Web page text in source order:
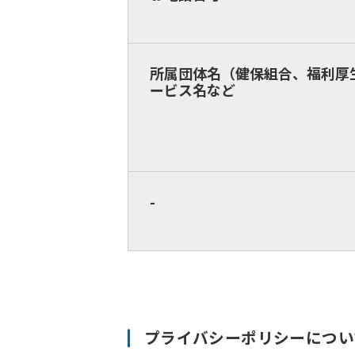
所属団体名（健保組合、福利厚
ービス名など
-
プライバシーポリシーにつ